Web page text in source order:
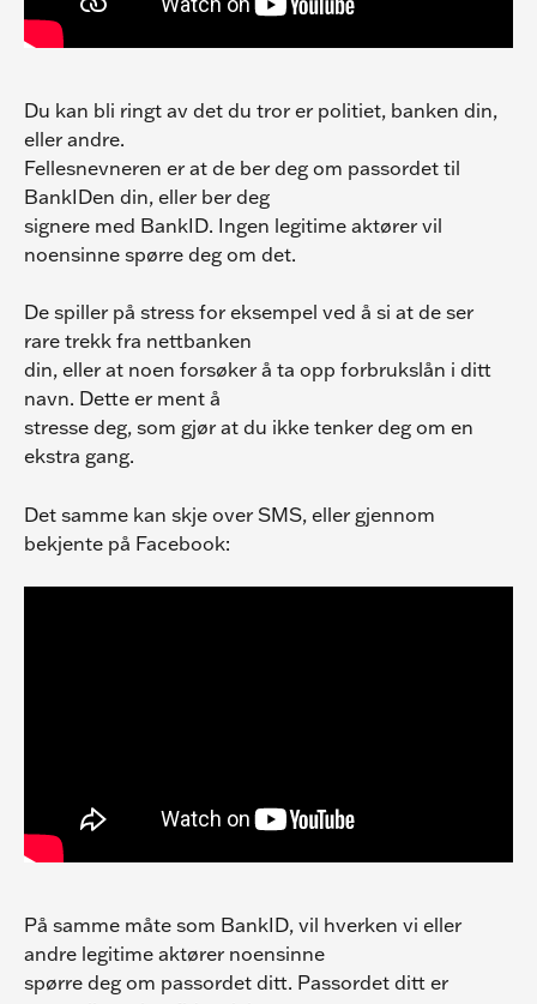
Du kan bli ringt av det du tror er politiet, banken din,
eller andre.
Fellesnevneren er at de ber deg om passordet til
BankIDen din, eller ber deg
signere med BankID. Ingen legitime aktører vil
noensinne spørre deg om det.
De spiller på stress for eksempel ved å si at de ser
rare trekk fra nettbanken
din, eller at noen forsøker å ta opp forbrukslån i ditt
navn. Dette er ment å
stresse deg, som gjør at du ikke tenker deg om en
ekstra gang.
Det samme kan skje over SMS, eller gjennom
bekjente på Facebook:
På samme måte som BankID, vil hverken vi eller
andre legitime aktører noensinne
spørre deg om passordet ditt. Passordet ditt er